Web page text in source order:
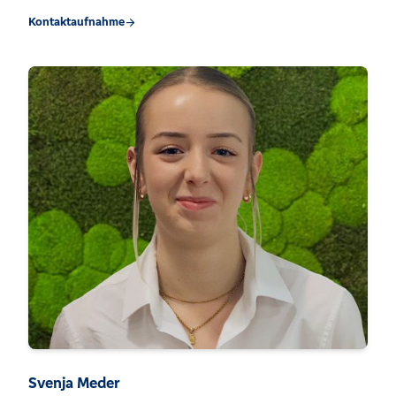
Kontaktaufnahmearrow_forward
Svenja Meder